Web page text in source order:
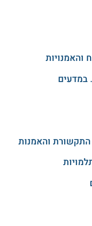
התקשורת והאמנות